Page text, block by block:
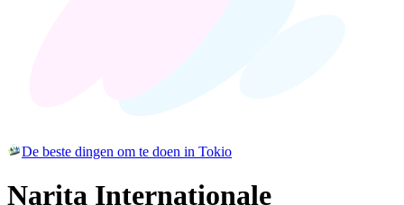
De beste dingen om te doen in Tokio
Narita Internationale